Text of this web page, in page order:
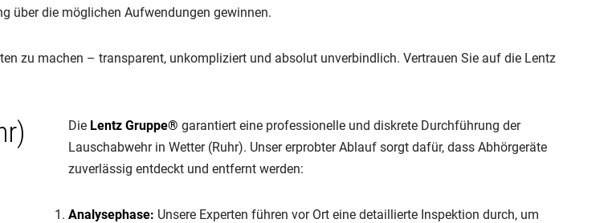
über die möglichen Aufwendungen gewinnen.
zu machen – transparent, unkompliziert und absolut unverbindlich. Vertrauen Sie auf die Lentz
Die Lentz Gruppe® garantiert eine professionelle und diskrete Durchführung der
Lauschabwehr in Wetter (Ruhr). Unser erprobter Ablauf sorgt dafür, dass Abhörgeräte
zuverlässig entdeckt und entfernt werden:
Analysephase: Unsere Experten führen vor Ort eine detaillierte Inspektion durch, um